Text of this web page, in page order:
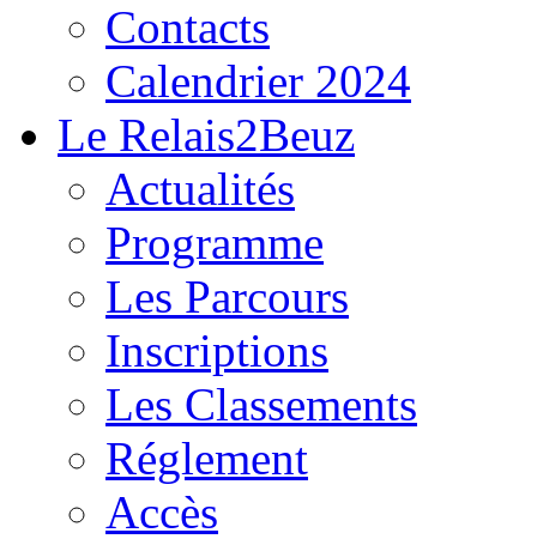
Contacts
Calendrier 2024
Le Relais2Beuz
Actualités
Programme
Les Parcours
Inscriptions
Les Classements
Réglement
Accès